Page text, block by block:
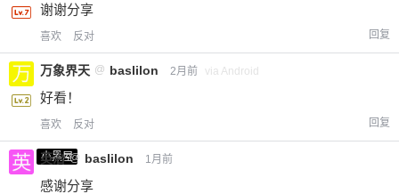
谢谢分享
喜欢 反对 回复
万象界天 @ baslilon 2月前 via Android
好看！
喜欢 反对 回复
小黑屋
英治 @ baslilon 1月前
感谢分享